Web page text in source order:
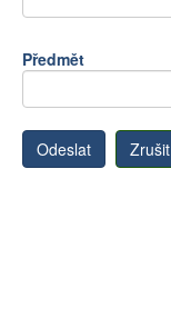
Předmět
Odeslat Zrušit